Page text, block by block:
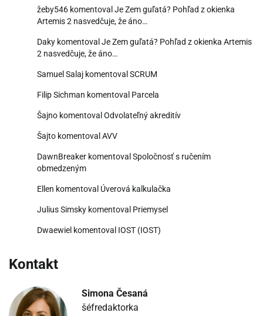
žeby546 komentoval Je Zem guľatá? Pohľad z okienka
Artemis 2 nasvedčuje, že áno…
Daky komentoval Je Zem guľatá? Pohľad z okienka Artemis
2 nasvedčuje, že áno…
Samuel Salaj komentoval SCRUM
Filip Sichman komentoval Parcela
Šajno komentoval Odvolateľný akreditív
Šajto komentoval AVV
DawnBreaker komentoval Spoločnosť s ručením
obmedzeným
Ellen komentoval Úverová kalkulačka
Julius Simsky komentoval Priemysel
Dwaewiel komentoval IOST (IOST)
Kontakt
Simona Česaná
šéfredaktorka